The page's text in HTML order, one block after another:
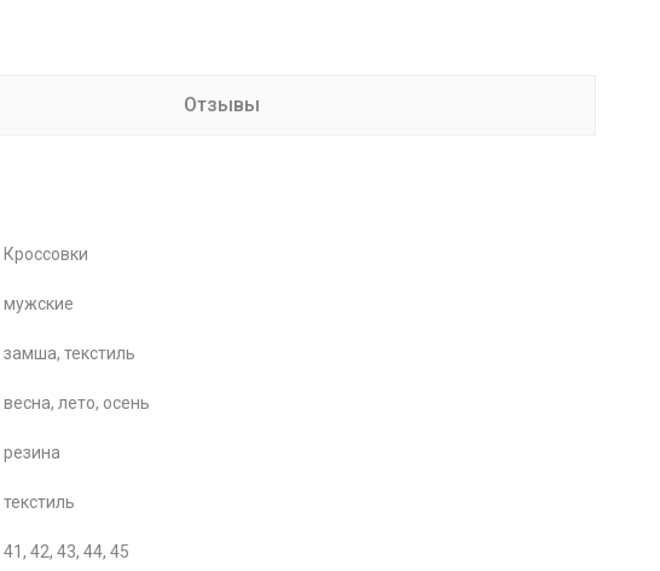
Отзывы
Кроссовки
мужские
замша, текстиль
весна, лето, осень
резина
текстиль
41, 42, 43, 44, 45